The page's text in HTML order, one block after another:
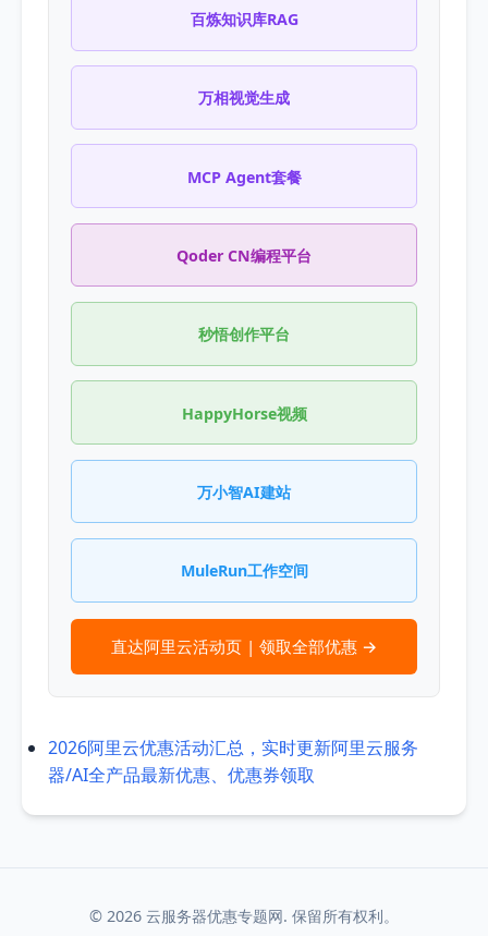
百炼知识库RAG
万相视觉生成
MCP Agent套餐
Qoder CN编程平台
秒悟创作平台
HappyHorse视频
万小智AI建站
MuleRun工作空间
直达阿里云活动页 | 领取全部优惠 →
2026阿里云优惠活动汇总，实时更新阿里云服务
器/AI全产品最新优惠、优惠券领取
© 2026 云服务器优惠专题网. 保留所有权利。